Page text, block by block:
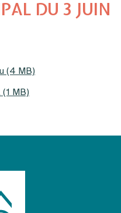
DU 3 JUIN
(4 MB)
MB)